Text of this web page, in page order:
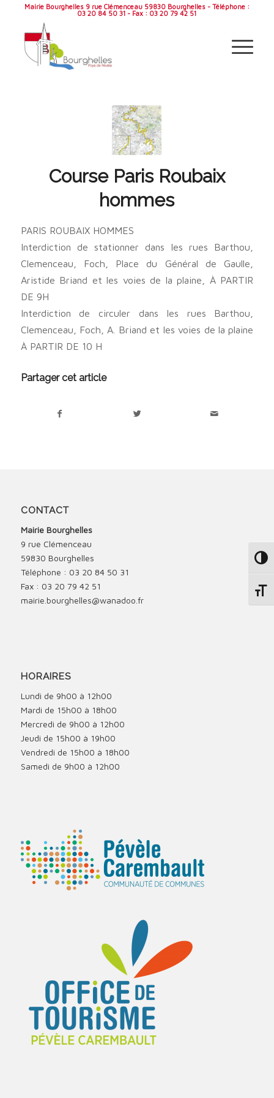
Mairie Bourghelles 9 rue Clémenceau 59830 Bourghelles - Téléphone :
03 20 84 50 31 - Fax : 03 20 79 42 51
Course Paris Roubaix
hommes
PARIS ROUBAIX HOMMES
Interdiction de stationner dans les rues Barthou,
Clemenceau, Foch, Place du Général de Gaulle,
Aristide Briand et les voies de la plaine, À PARTIR
DE 9H
Interdiction de circuler dans les rues Barthou,
Clemenceau, Foch, A. Briand et les voies de la plaine
À PARTIR DE 10 H
Partager cet article
CONTACT
Mairie Bourghelles
9 rue Clémenceau
59830 Bourghelles
Téléphone : 03 20 84 50 31
Fax : 03 20 79 42 51
mairie.bourghelles@wanadoo.fr
HORAIRES
Lundi de 9h00 à 12h00
Mardi de 15h00 à 18h00
Mercredi de 9h00 à 12h00
Jeudi de 15h00 à 19h00
Vendredi de 15h00 à 18h00
Samedi de 9h00 à 12h00